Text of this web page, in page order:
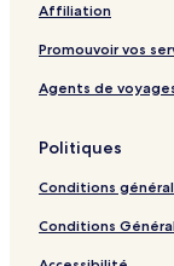
r
e
e
t
s
i
n
e
r
i
e
t
s
m
e
Affiliation
Promouvoir vos
Agents de
Politiques
Conditions
Conditions